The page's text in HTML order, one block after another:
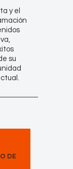
y el
su
DE